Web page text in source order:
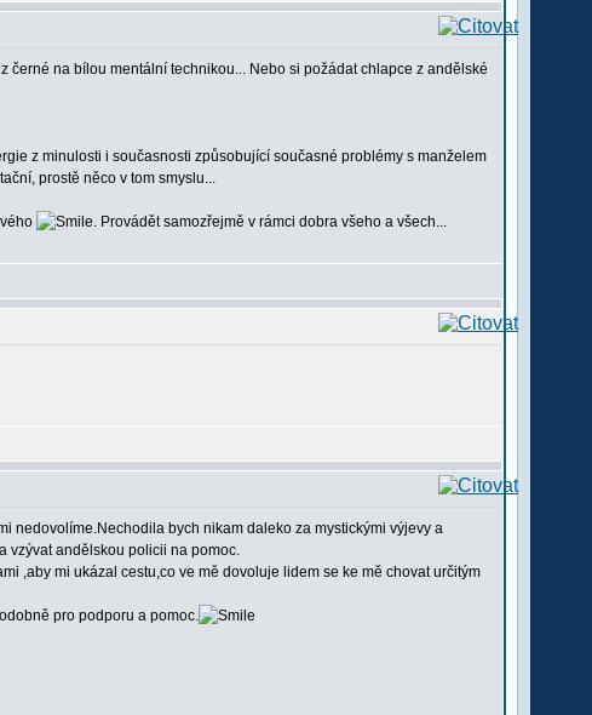
na bílou mentální technikou... Nebo si požádat chlapce z andělské
z minulosti i současnosti způsobující současné problémy s manželem
prostě něco v tom smyslu...
. Provádět samozřejmě v rámci dobra všeho a všech...
nedovolíme.Nechodila bych nikam daleko za mystickými výjevy a
vzývat andělskou policii na pomoc.
,aby mi ukázal cestu,co ve mě dovoluje lidem se ke mě chovat určitým
pro podporu a pomoc.